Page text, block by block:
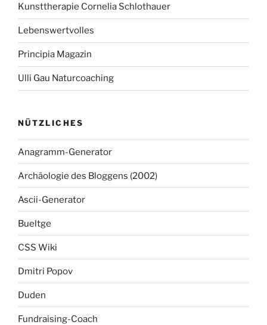
Kunsttherapie Cornelia Schlothauer
Lebenswertvolles
Principia Magazin
Ulli Gau Naturcoaching
NÜTZLICHES
Anagramm-Generator
Archäologie des Bloggens (2002)
Ascii-Generator
Bueltge
CSS Wiki
Dmitri Popov
Duden
Fundraising-Coach